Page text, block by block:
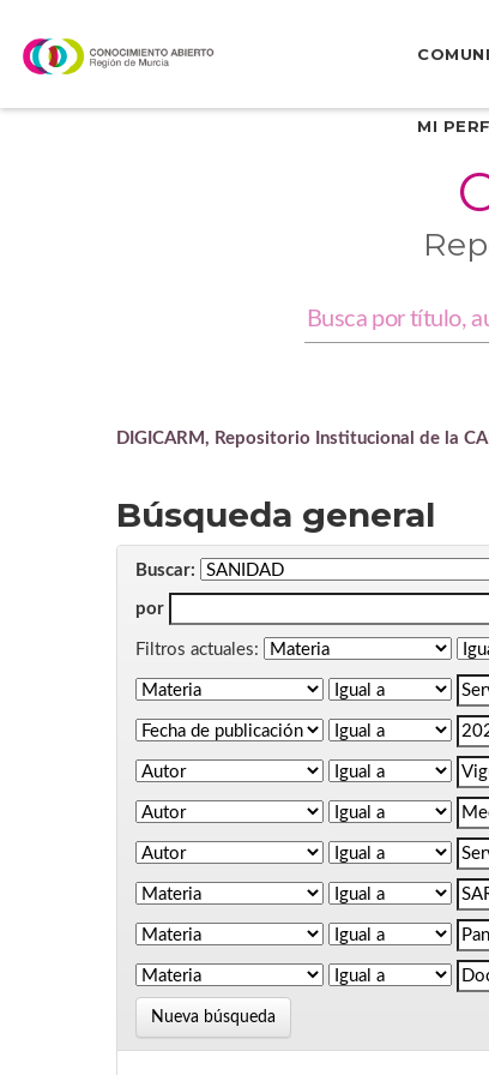
navigation
MI
DIGICARM, Repositorio Institucional de la
Búsqueda general
Buscar:
por
Filtros actuales:
Nueva búsqueda